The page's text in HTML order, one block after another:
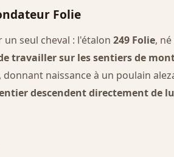
Folie
seul cheval : l'étalon 249 Folie,
travailler sur les sentiers de
naissance à un poulain
descendent directement de